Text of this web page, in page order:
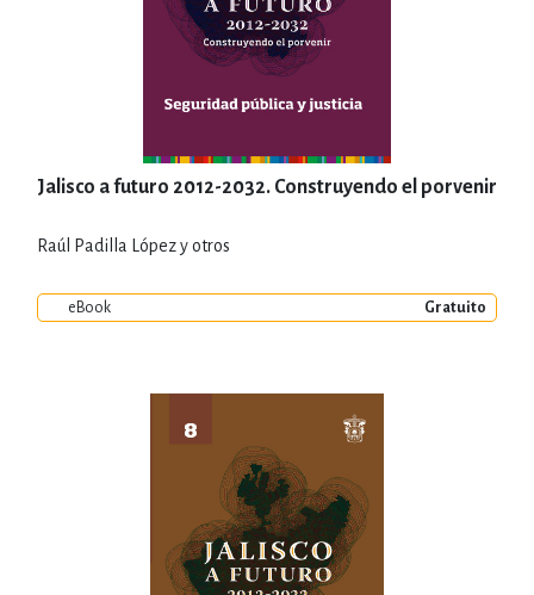
Jalisco a futuro 2012-2032. Construyendo el porvenir
Raúl Padilla López y otros
eBook Gratuito